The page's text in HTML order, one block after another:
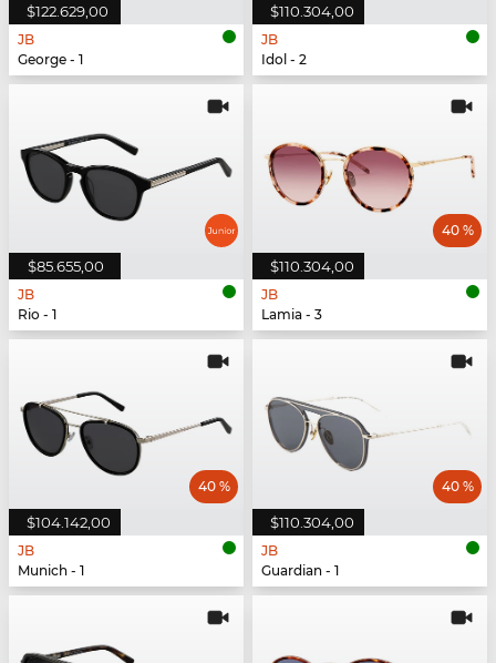
$122.629,00
JB
George - 1
$110.304,00
JB
Idol - 2
$85.655,00
JB
Rio - 1
$110.304,00
40 %
JB
Lamia - 3
$104.142,00
40 %
JB
Munich - 1
$110.304,00
40 %
JB
Guardian - 1